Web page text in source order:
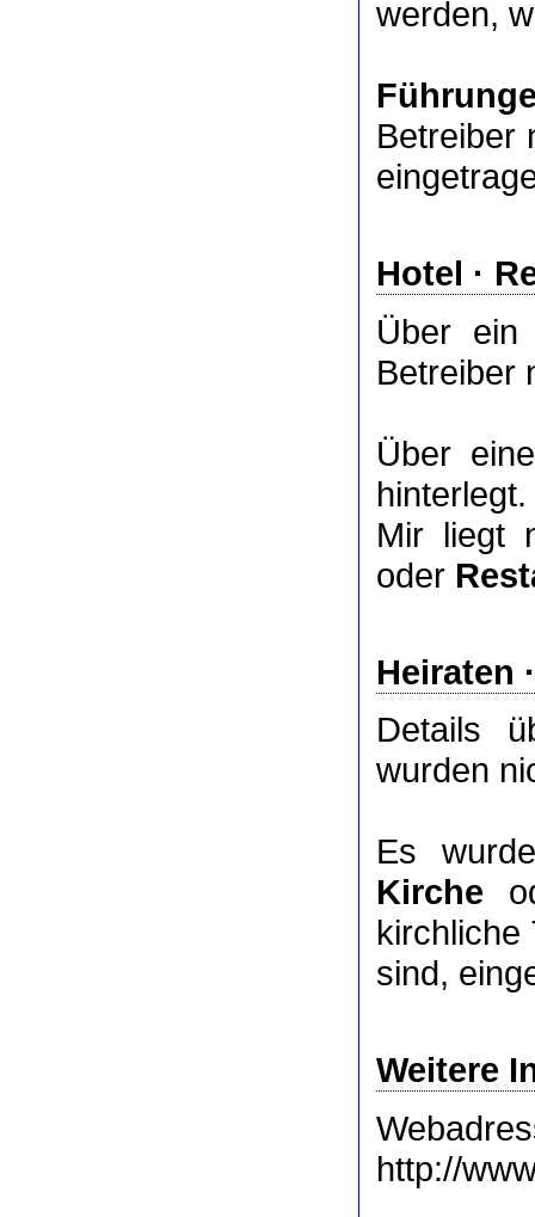
werden,
Betreiber
Hotel ·
Über
Betreiber
Über
hinterlegt.
Mir liegt
oder
Heiraten
Details
wurden
Es
Kirche
kirchliche
sind,
Weitere
http://